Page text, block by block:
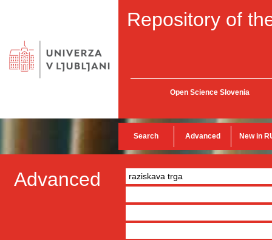
Repository of
Open Science Slovenia
Search Advanced New in
Advanced